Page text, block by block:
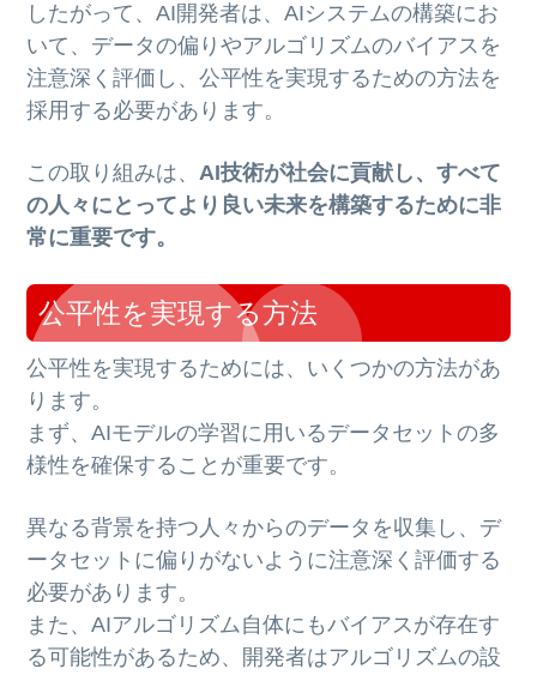
したがって、AI開発者は、AIシステムの構築にお
いて、データの偏りやアルゴリズムのバイアスを
注意深く評価し、公平性を実現するための方法を
採用する必要があります。
この取り組みは、AI技術が社会に貢献し、すべて
の人々にとってより良い未来を構築するために非
常に重要です。
公平性を実現する方法
公平性を実現するためには、いくつかの方法があ
ります。
まず、AIモデルの学習に用いるデータセットの多
様性を確保することが重要です。
異なる背景を持つ人々からのデータを収集し、デ
ータセットに偏りがないように注意深く評価する
必要があります。
また、AIアルゴリズム自体にもバイアスが存在す
る可能性があるため、開発者はアルゴリズムの設